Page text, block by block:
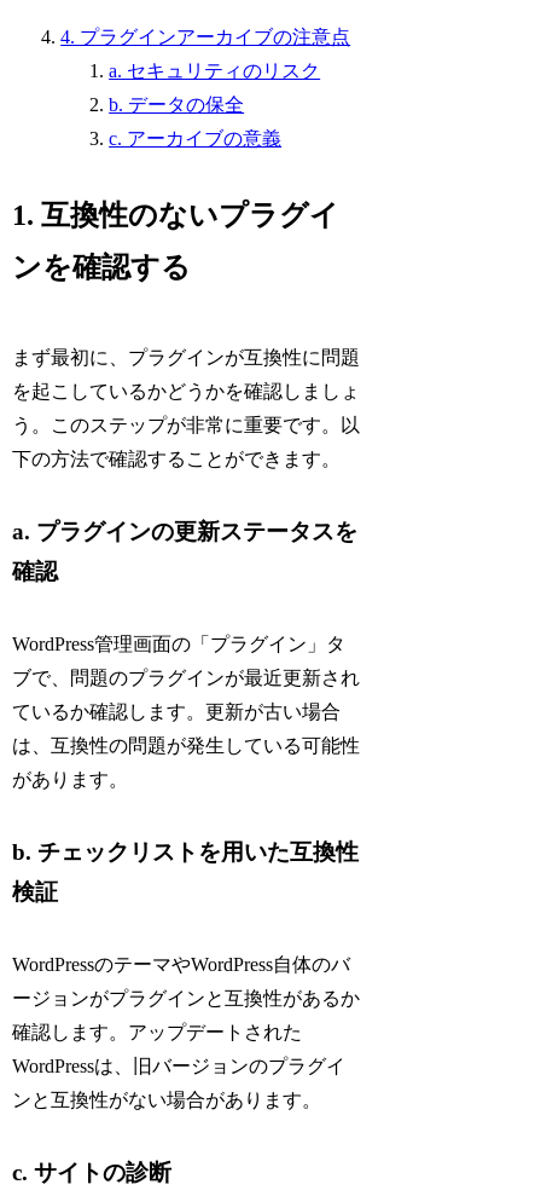
4. プラグインアーカイブの注意点
a. セキュリティのリスク
b. データの保全
c. アーカイブの意義
1. 互換性のないプラグイ
ンを確認する
まず最初に、プラグインが互換性に問題
を起こしているかどうかを確認しましょ
う。このステップが非常に重要です。以
下の方法で確認することができます。
a. プラグインの更新ステータスを
確認
WordPress管理画面の「プラグイン」タ
ブで、問題のプラグインが最近更新され
ているか確認します。更新が古い場合
は、互換性の問題が発生している可能性
があります。
b. チェックリストを用いた互換性
検証
WordPressのテーマやWordPress自体のバ
ージョンがプラグインと互換性があるか
確認します。アップデートされた
WordPressは、旧バージョンのプラグイ
ンと互換性がない場合があります。
c. サイトの診断